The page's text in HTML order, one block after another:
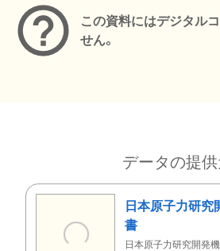
この資料にはデジタル
せん。
データの提
日本原子力研究
書
日本原子力研究開発